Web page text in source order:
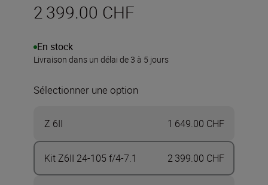
2 399.00 CHF
En stock
Livraison dans un délai de 3 à 5 jours
Sélectionner une option
Z 6II 1 649.00 CHF
Kit Z6II 24-105 f/4-7.1 2 399.00 CHF